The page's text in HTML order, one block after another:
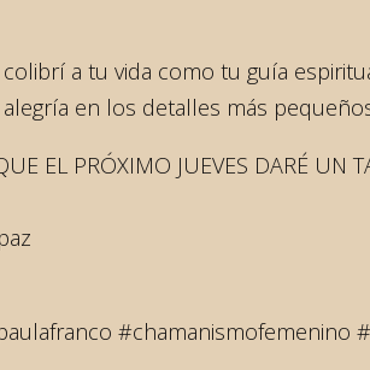
colibrí a tu vida como tu guía
en los detalles más
EL PRÓXIMO JUEVES DARÉ UN
#chamanismofemenino